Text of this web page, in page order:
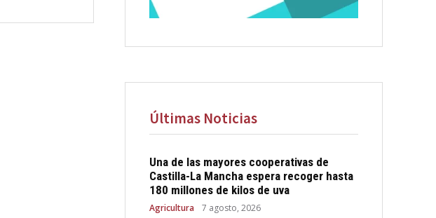
Últimas Noticias
Una de las mayores cooperativas de
Castilla-La Mancha espera recoger hasta
180 millones de kilos de uva
Agricultura 7 agosto, 2026